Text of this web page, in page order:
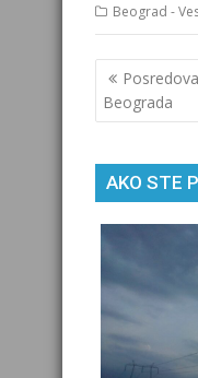
Beograd -
чланка
Beograda
AKO STE